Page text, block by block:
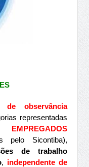
observância
representadas
pelo Sicontiba),
de trabalho
, independente de